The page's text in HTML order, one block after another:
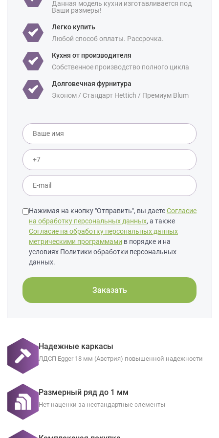
Данная модель кухни изготавливается под
Ваши размеры!
Легко купить
Любой способ оплаты. Рассрочка.
Кухня от производителя
Собственное производство полного цикла
Долговечная фурнитура
Эконом / Стандарт Hettich / Премиум Blum
Нажимая на кнопку "Отправить", вы даетеСогласие
на обработку персональных данных, а также
Согласие на обработку персональных данных
метрическими программами в порядке и на
условиях Политики обработки персональных
данных.
Заказать
Надежные каркасы
ЛДСП Egger 18 мм (Австрия) повышенной надежности
Размерный ряд до 1 мм
Нет наценки за нестандартные элементы